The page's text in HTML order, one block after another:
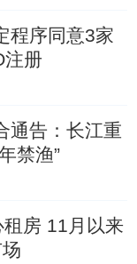
程序同意3家
注册
通告：长江重
禁渔”
租房 11月以来